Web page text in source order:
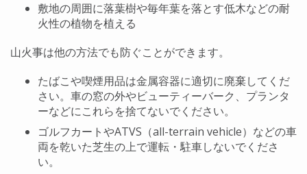
敷地の周囲に落葉樹や毎年葉を落とす低木などの耐
火性の植物を植える
山火事は他の方法でも防ぐことができます。
たばこや喫煙用品は金属容器に適切に廃棄してくだ
さい。車の窓の外やビューティーバーク、プランタ
ーなどにこれらを捨てないでください。
ゴルフカートやATVS（all-terrain vehicle）などの車
両を乾いた芝生の上で運転・駐車しないでくださ
い。